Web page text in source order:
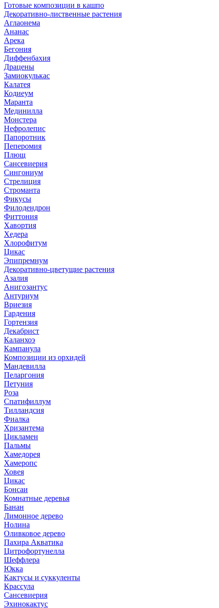
Готовые композиции в кашпо
Декоративно-лиственные растения
Аглаонема
Ананас
Арека
Бегония
Диффенбахия
Драцены
Замиокулькас
Калатея
Кодиеум
Маранта
Мединилла
Монстера
Нефролепис
Папоротник
Пеперомия
Плющ
Сансевиерия
Сингониум
Стрелиция
Строманта
Фикусы
Филодендрон
Фиттония
Хавортия
Хедера
Хлорофитум
Цикас
Эпипремнум
Декоративно-цветущие растения
Азалия
Анигозантус
Антуриум
Вриезия
Гардения
Гортензия
Декабрист
Каланхоэ
Кампанула
Композиции из орхидей
Мандевилла
Пеларгония
Петуния
Роза
Спатифиллум
Тилландсия
Фиалка
Хризантема
Цикламен
Пальмы
Хамедорея
Хамеропс
Ховея
Цикас
Бонсаи
Комнатные деревья
Банан
Лимонное дерево
Нолина
Оливковое дерево
Пахира Акватика
Цитрофортунелла
Шеффлера
Юкка
Кактусы и суккуленты
Крассула
Сансевиерия
Эхинокактус